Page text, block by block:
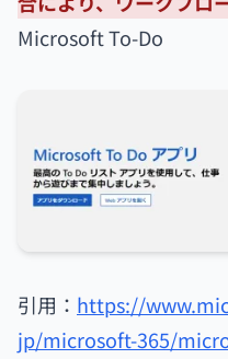
Microsoft To-Do
引用： https://
jp/microsoft-365/